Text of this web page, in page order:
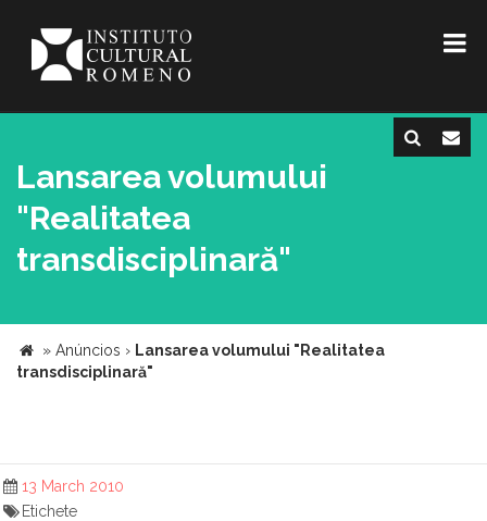
Lansarea volumului
"Realitatea
transdisciplinară"
» Anúncios › Lansarea volumului "Realitatea
transdisciplinară"
13 March 2010
Etichete